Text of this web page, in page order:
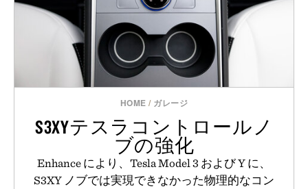
HOME / ガレージ
S3XYテスラコントロールノ
ブの強化
Enhance により、Tesla Model 3 および Y に、
S3XY ノブでは実現できなかった物理的なコン